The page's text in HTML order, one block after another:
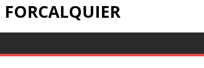
FORCALQUIER